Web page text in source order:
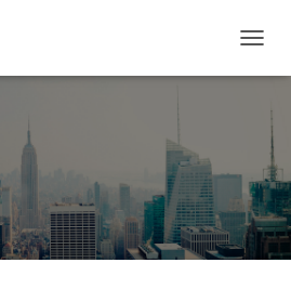
L
A
R
N
A
V